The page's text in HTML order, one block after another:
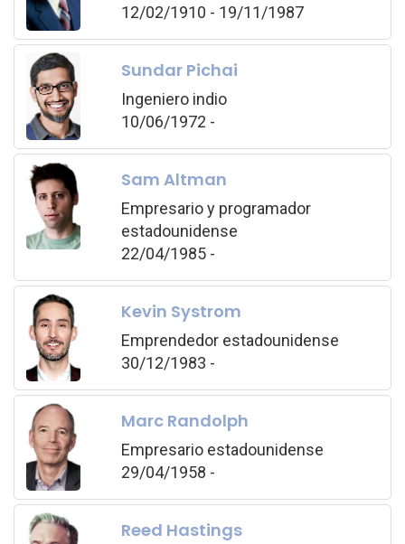
12/02/1910 - 19/11/1987
Sundar Pichai
Ingeniero indio
10/06/1972 -
Sam Altman
Empresario y programador
estadounidense
22/04/1985 -
Kevin Systrom
Emprendedor estadounidense
30/12/1983 -
Marc Randolph
Empresario estadounidense
29/04/1958 -
Reed Hastings